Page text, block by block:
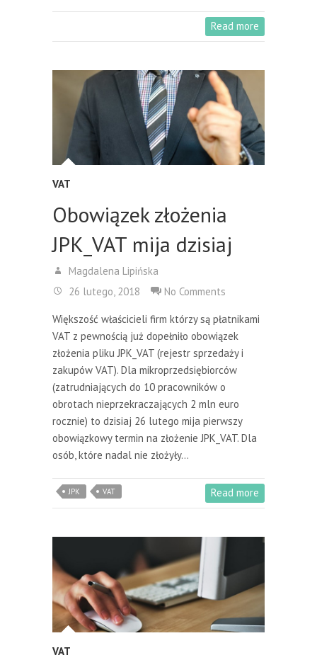
Read more
VAT
Obowiązek złożenia
JPK_VAT mija dzisiaj
Magdalena Lipińska
26 lutego, 2018
No Comments
Większość właścicieli firm którzy są płatnikami
VAT z pewnością już dopełniło obowiązek
złożenia pliku JPK_VAT (rejestr sprzedaży i
zakupów VAT). Dla mikroprzedsiębiorców
(zatrudniających do 10 pracowników o
obrotach nieprzekraczających 2 mln euro
rocznie) to dzisiaj 26 lutego mija pierwszy
obowiązkowy termin na złożenie JPK_VAT. Dla
osób, które nadal nie złożyły…
JPK VAT Read more
VAT